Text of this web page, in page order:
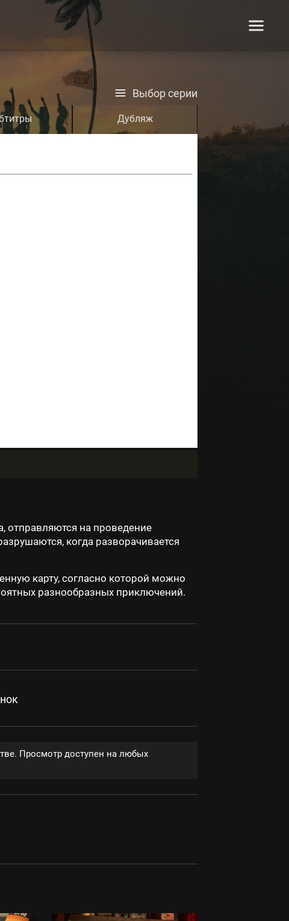
Выбор серии
Дубляж
на проведение
когда разворачивается
карту, согласно которой можно
разнообразных приключений.
Просмотр доступен на любых